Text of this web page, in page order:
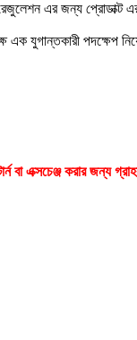
এর জন্য প্রোডাক্ট এর
এক যুগান্তকারী পদক্ষেপ
বা এক্সচেঞ্জ করার জন্য